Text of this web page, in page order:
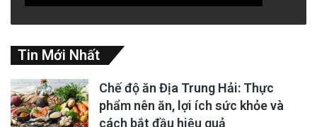
Tin Mới Nhất
Chế độ ăn Địa Trung Hải: Thực
phẩm nên ăn, lợi ích sức khỏe và
cách bắt đầu hiệu quả